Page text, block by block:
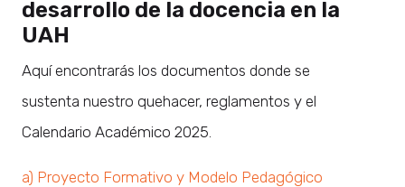
desarrollo de la docencia en la
UAH
Aquí encontrarás los documentos donde se
sustenta nuestro quehacer, reglamentos y el
Calendario Académico 2025.
a) Proyecto Formativo y Modelo Pedagógico